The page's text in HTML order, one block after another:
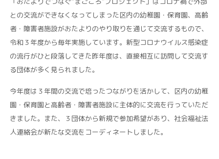
との交流ができなくなってしまった区内の幼稚園・保育園、高齢
者・障害者施設がおたよりのやり取りを通じて交流するもので、
令和３年度から毎年実施しています。新型コロナウイルス感染症
の流行がひと段落してきた昨年度は、直接相互に訪問して交流す
る団体が多く見られました。
今年度は３年間の交流で培ったつながりを活かして、区内の幼稚
園・保育園と高齢者・障害者施設に主体的に交流を行っていただ
きました。また、３団体から新規で参加希望があり、社会福祉法
人連絡会が新たな交流をコーディネートしました。